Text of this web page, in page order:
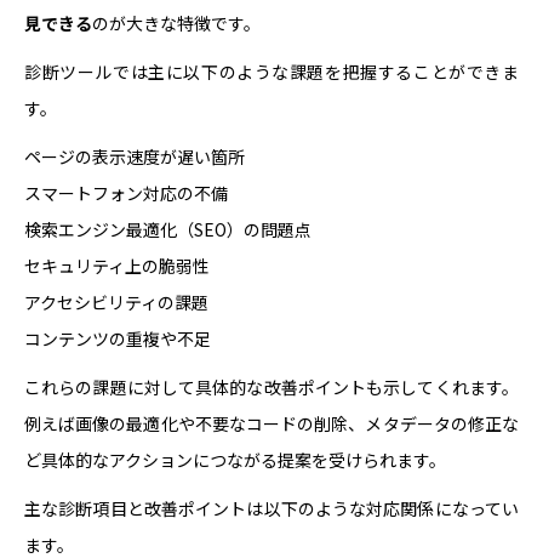
見できるのが大きな特徴です。
診断ツールでは主に以下のような課題を把握することができま
す。
ページの表示速度が遅い箇所
スマートフォン対応の不備
検索エンジン最適化（SEO）の問題点
セキュリティ上の脆弱性
アクセシビリティの課題
コンテンツの重複や不足
これらの課題に対して具体的な改善ポイントも示してくれます。
例えば画像の最適化や不要なコードの削除、メタデータの修正な
ど具体的なアクションにつながる提案を受けられます。
主な診断項目と改善ポイントは以下のような対応関係になってい
ます。